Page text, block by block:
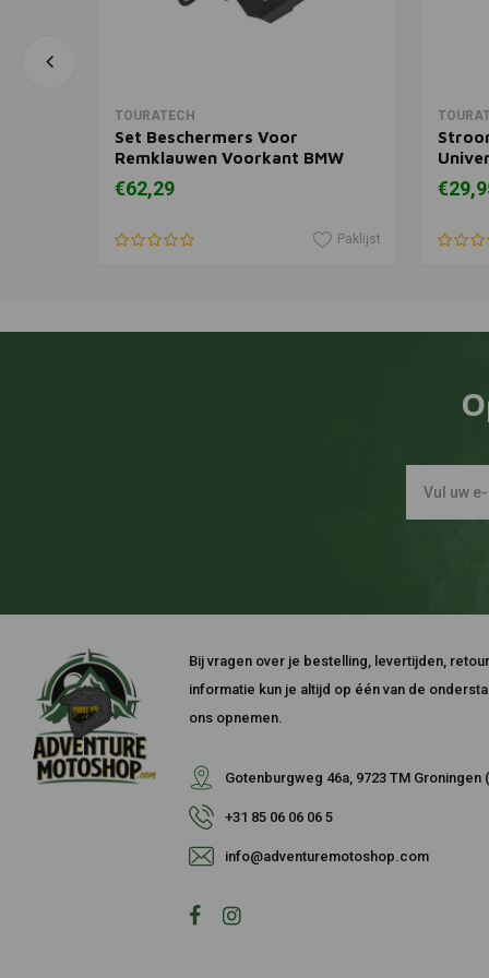
In winkelwagen
TOURATECH
Set Beschermers Voor
Remklauwen Voorkant BMW
R1200GS (LC)/ R1200GS
Adventure (LC)
€62,29
Paklijst
Bij vragen over je bestelling, levertijden,
informatie kun je altijd op één van de
ons opnemen.
Gotenburgweg 46a, 9723 TM Groningen
+31 85 06 06 06 5
info@adventuremotoshop.com